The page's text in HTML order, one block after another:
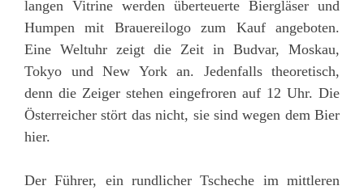
langen Vitrine werden überteuerte Biergläser und
Humpen mit Brauereilogo zum Kauf angeboten.
Eine Weltuhr zeigt die Zeit in Budvar, Moskau,
Tokyo und New York an. Jedenfalls theoretisch,
denn die Zeiger stehen eingefroren auf 12 Uhr. Die
Österreicher stört das nicht, sie sind wegen dem Bier
hier.
Der Führer, ein rundlicher Tscheche im mittleren